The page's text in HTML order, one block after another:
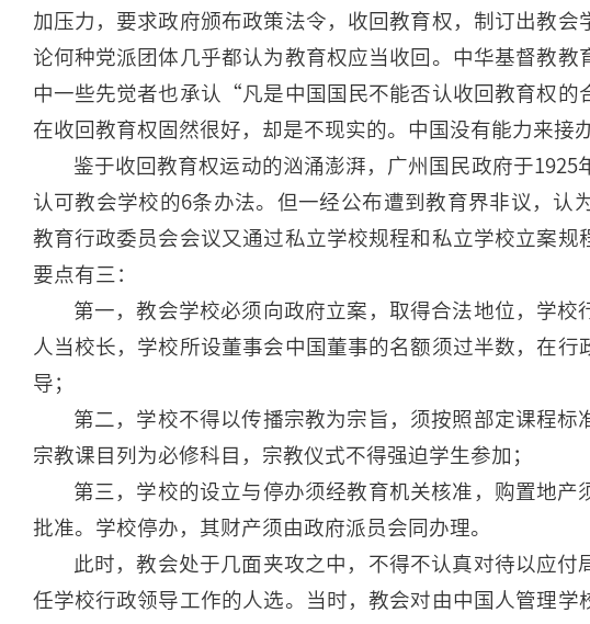
加压力，要求政府颁布政策法令，收回教育权，制订出教会
论何种党派团体几乎都认为教育权应当收回。中华基督教教
中一些先觉者也承认“凡是中国国民不能否认收回教育权
在收回教育权固然很好，却是不现实的。中国没有能力来接
鉴于收回教育权运动的汹涌澎湃，广州国民政府于1925
认可教会学校的6条办法。但一经公布遭到教育界非议，认
教育行政委员会会议又通过私立学校规程和私立学校立案规
要点有三：
第一，教会学校必须向政府立案，取得合法地位，学校
人当校长，学校所设董事会中国董事的名额须过半数，在
导；
第二，学校不得以传播宗教为宗旨，须按照部定课程标
宗教课目列为必修科目，宗教仪式不得强迫学生参加；
第三，学校的设立与停办须经教育机关核准，购置地产
批准。学校停办，其财产须由政府派员会同办理。
此时，教会处于几面夹攻之中，不得不认真对待以应付
任学校行政领导工作的人选。当时，教会对由中国人管理学